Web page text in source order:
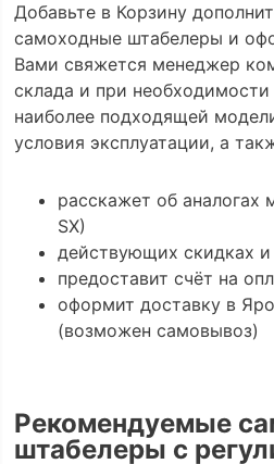
Добавьте в Корзину
самоходные штабелеры и
Вами свяжется менеджер
склада и при
наиболее подходящей
условия эксплуатации, а
расскажет об аналогах
SX)
действующих скидках и
предоставит счёт на
оформит доставку в
(возможен самовывоз)
Рекомендуемые
штабелеры с